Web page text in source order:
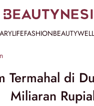
LIFEFASHIONBEAUTY
Termahal di
Miliaran